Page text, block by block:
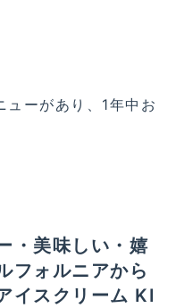
ューがあり、1年中お
・美味しい・嬉
フォルニアから
イスクリーム KI